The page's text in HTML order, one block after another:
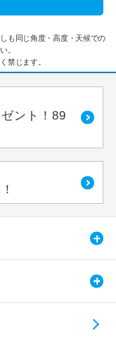
も同じ角度・高度・天候での
。
禁じます。
ント！89